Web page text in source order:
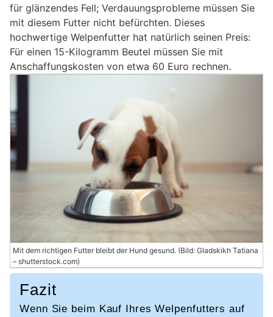
für glänzendes Fell; Verdauungsprobleme müssen Sie
mit diesem Futter nicht befürchten. Dieses
hochwertige Welpenfutter hat natürlich seinen Preis:
Für einen 15-Kilogramm Beutel müssen Sie mit
Anschaffungskosten von etwa 60 Euro rechnen.
Mit dem richtigen Futter bleibt der Hund gesund. (Bild: Gladskikh Tatiana
– shutterstock.com)
Fazit
Wenn Sie beim Kauf Ihres Welpenfutters auf